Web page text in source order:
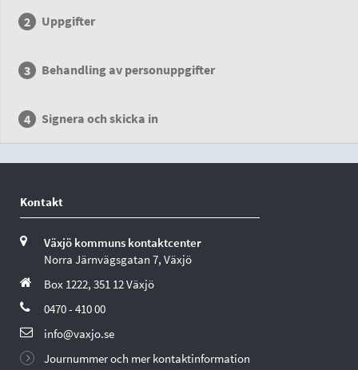
Uppgifter
Behandling av personuppgifter
Signera och skicka in
Kontakt
Växjö kommuns kontaktcenter
Norra Järnvägsgatan 7, Växjö
Box 1222, 351 12 Växjö
0470 - 410 00
info@vaxjo.se
Journummer och mer kontaktinformation